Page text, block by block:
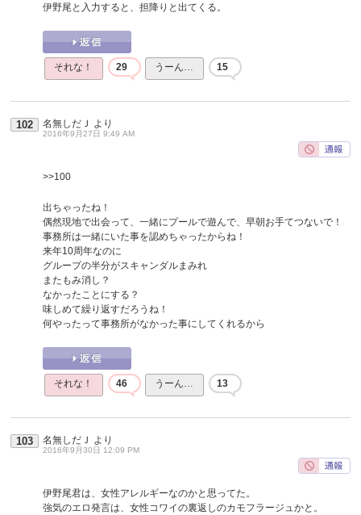
伊野尾と入力すると、担降りと出てくる。
それな！ 29 うーん… 15
102 名無しだＪ より
2016年9月27日 9:49 AM
>>100
出ちゃったね！
偶然現地で出会って、一緒にプールで遊んで、早朝お手てつないで！
事務所は一緒にいた事を認めちゃったからね！
来年10周年なのに
グループの半分がスキャンダルまみれ
またもみ消し？
なかったことにする？
味しめて繰り返すだろうね！
何やったって事務所がなかった事にしてくれるから
それな！ 46 うーん… 13
103 名無しだＪ より
2016年9月30日 12:09 PM
伊野尾君は、女性アレルギーなのかと思ってた。
強気のエロ発言は、女性コワイの裏返しのカモフラージュかと。